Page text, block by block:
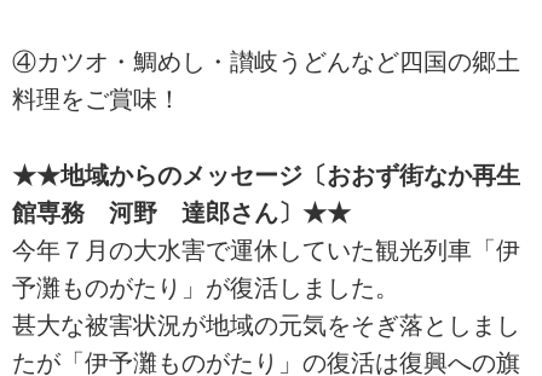
④カツオ・鯛めし・讃岐うどんなど四国の郷土
料理をご賞味！
★★地域からのメッセージ〔おおず街なか再生
館専務 河野 達郎さん〕★★
今年７月の大水害で運休していた観光列車「伊
予灘ものがたり」が復活しました。
甚大な被害状況が地域の元気をそぎ落としまし
たが「伊予灘ものがたり」の復活は復興への旗